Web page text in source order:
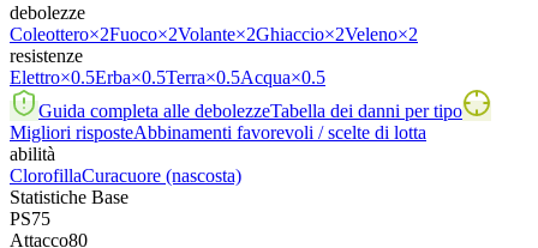
debolezze
Coleottero×2Fuoco×2Volante×2Ghiaccio×2Veleno×2
resistenze
Elettro×0.5Erba×0.5Terra×0.5Acqua×0.5
Guida completa alle debolezzeTabella dei danni per tipo
Migliori risposteAbbinamenti favorevoli / scelte di lotta
abilità
ClorofillaCuracuore (nascosta)
Statistiche Base
PS75
Attacco80